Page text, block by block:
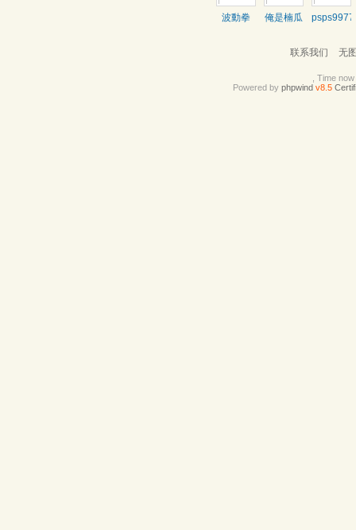
波動拳 俺是楠瓜 psps9977
联系我们 无
, Time
Powered by phpwind v8.5